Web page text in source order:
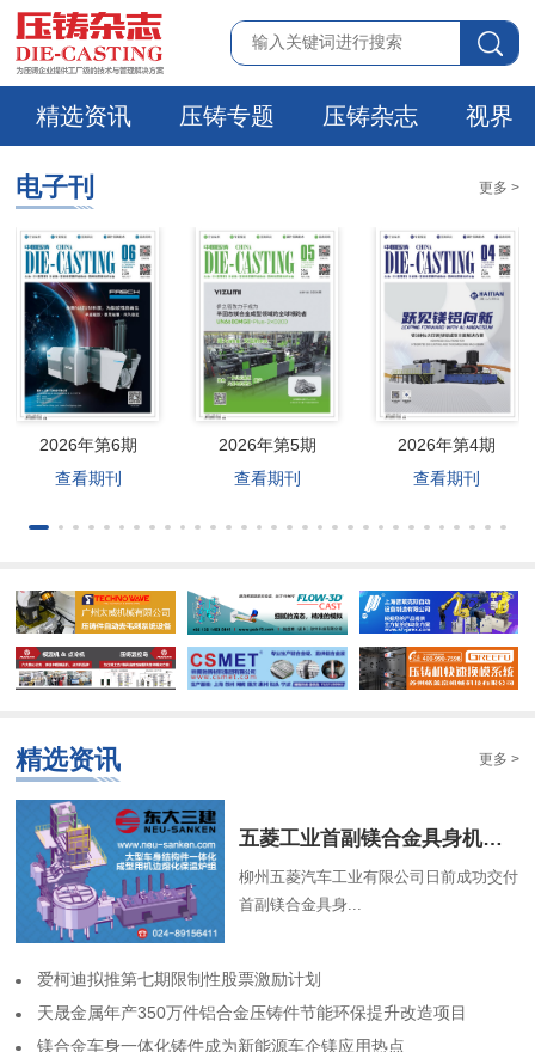
精选资讯 压铸专题 压铸杂志 视界
电子刊 更多 >
2026年第6期
查看期刊
2026年第5期
查看期刊
2026年第4期
查看期刊
精选资讯 更多 >
​五菱工业首副镁合金具身机器人骨架成功交付
柳州五菱汽车工业有限公司日前成功交付
首副镁合金具身...
​爱柯迪拟推第七期限制性股票激励计划
​天晟金属年产350万件铝合金压铸件节能环保提升改造项目
​镁合金车身一体化铸件成为新能源车企镁应用热点